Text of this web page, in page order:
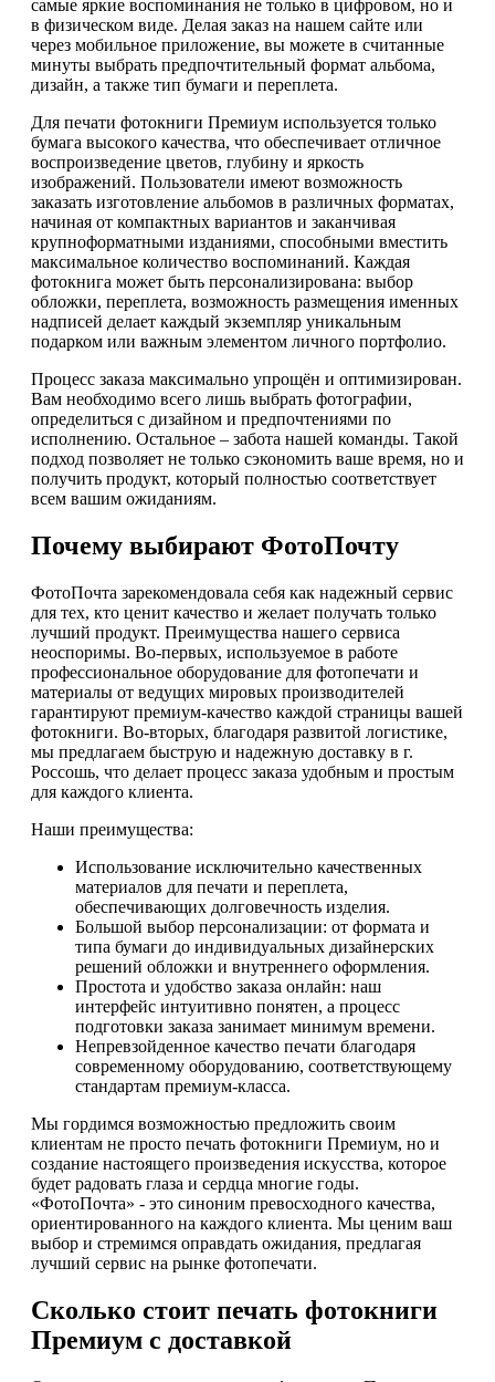
самые яркие воспоминания не только в цифровом, но и
в физическом виде. Делая заказ на нашем сайте или
через мобильное приложение, вы можете в считанные
минуты выбрать предпочтительный формат альбома,
дизайн, а также тип бумаги и переплета.
Для печати фотокниги Премиум используется только
бумага высокого качества, что обеспечивает отличное
воспроизведение цветов, глубину и яркость
изображений. Пользователи имеют возможность
заказать изготовление альбомов в различных форматах,
начиная от компактных вариантов и заканчивая
крупноформатными изданиями, способными вместить
максимальное количество воспоминаний. Каждая
фотокнига может быть персонализирована: выбор
обложки, переплета, возможность размещения именных
надписей делает каждый экземпляр уникальным
подарком или важным элементом личного портфолио.
Процесс заказа максимально упрощён и оптимизирован.
Вам необходимо всего лишь выбрать фотографии,
определиться с дизайном и предпочтениями по
исполнению. Остальное – забота нашей команды. Такой
подход позволяет не только сэкономить ваше время, но и
получить продукт, который полностью соответствует
всем вашим ожиданиям.
Почему выбирают ФотоПочту
ФотоПочта зарекомендовала себя как надежный сервис
для тех, кто ценит качество и желает получать только
лучший продукт. Преимущества нашего сервиса
неоспоримы. Во-первых, используемое в работе
профессиональное оборудование для фотопечати и
материалы от ведущих мировых производителей
гарантируют премиум-качество каждой страницы вашей
фотокниги. Во-вторых, благодаря развитой логистике,
мы предлагаем быструю и надежную доставку в г.
Россошь, что делает процесс заказа удобным и простым
для каждого клиента.
Наши преимущества:
Использование исключительно качественных
материалов для печати и переплета,
обеспечивающих долговечность изделия.
Большой выбор персонализации: от формата и
типа бумаги до индивидуальных дизайнерских
решений обложки и внутреннего оформления.
Простота и удобство заказа онлайн: наш
интерфейс интуитивно понятен, а процесс
подготовки заказа занимает минимум времени.
Непревзойденное качество печати благодаря
современному оборудованию, соответствующему
стандартам премиум-класса.
Мы гордимся возможностью предложить своим
клиентам не просто печать фотокниги Премиум, но и
создание настоящего произведения искусства, которое
будет радовать глаза и сердца многие годы.
«ФотоПочта» - это синоним превосходного качества,
ориентированного на каждого клиента. Мы ценим ваш
выбор и стремимся оправдать ожидания, предлагая
лучший сервис на рынке фотопечати.
Сколько стоит печать фотокниги
Премиум с доставкой